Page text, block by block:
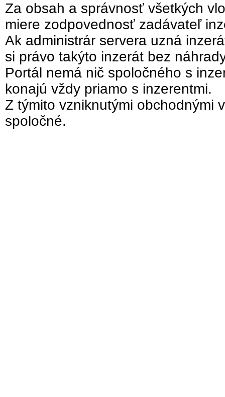
Za obsah a správnosť všetkých
miere zodpovednosť zadávateľ
Ak administrár servera uzná
si právo takýto inzerát bez
Portál nemá nič spoločného s
konajú vždy priamo s inzerentmi.
Z týmito vzniknutými obchodnými
spoločné.